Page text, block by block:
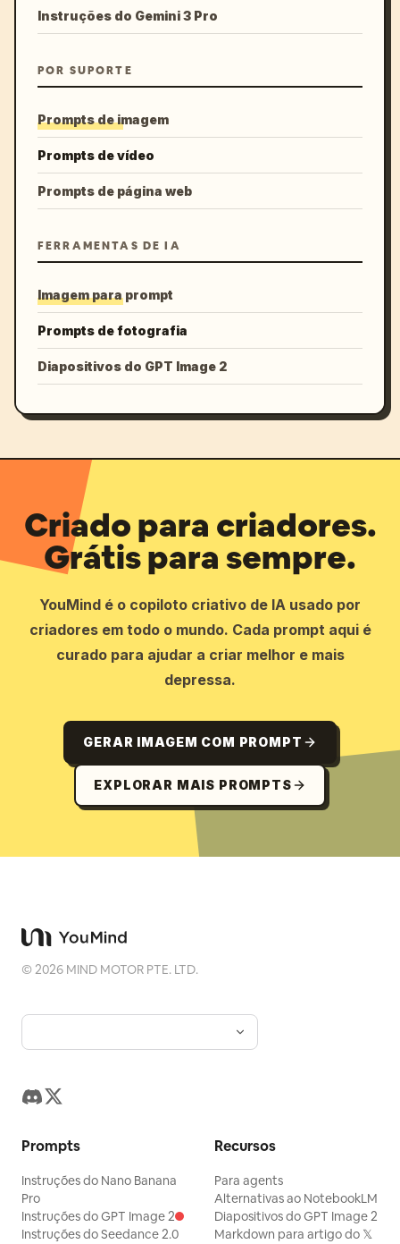
Instruções do Gemini 3 Pro
POR SUPORTE
Prompts de imagem
Prompts de vídeo
Prompts de página web
FERRAMENTAS DE IA
Imagem para prompt
Prompts de fotografia
Diapositivos do GPT Image 2
Criado para criadores.
Grátis para sempre.
YouMind é o copiloto criativo de IA usado por
criadores em todo o mundo. Cada prompt aqui é
curado para ajudar a criar melhor e mais
depressa.
GERAR IMAGEM COM PROMPT
EXPLORAR MAIS PROMPTS
©2026 MIND MOTOR PTE. LTD.
Prompts
Instruções do Nano Banana
Pro
Instruções do GPT Image 2
Instruções do Seedance 2.0
Recursos
Para agents
Alternativas ao NotebookLM
Diapositivos do GPT Image 2
Markdown para artigo do 𝕏